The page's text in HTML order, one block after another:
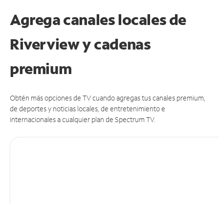
Agrega canales locales de
Riverview y cadenas
premium
Obtén más opciones de TV cuando agregas tus canales premium,
de deportes y noticias locales, de entretenimiento e
internacionales a cualquier plan de Spectrum TV.